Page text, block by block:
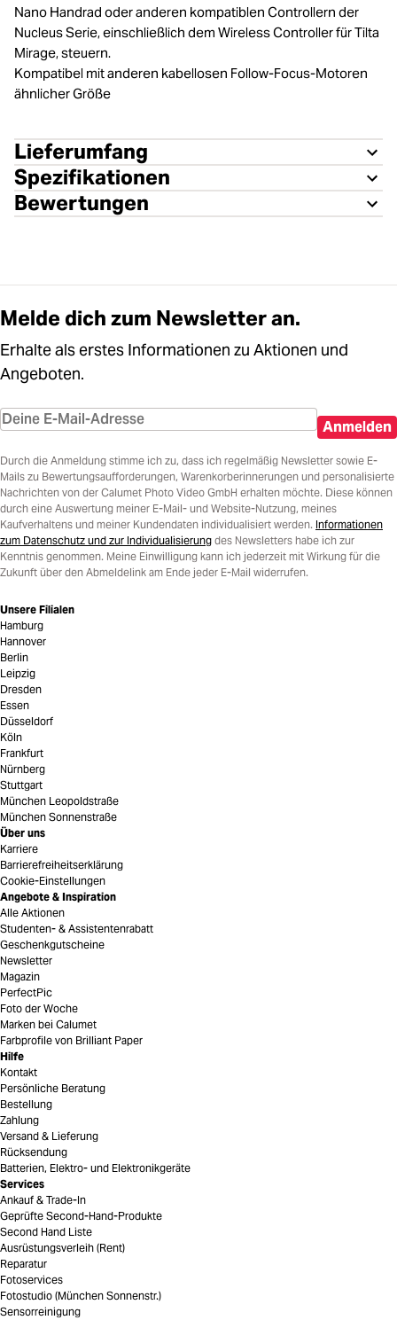
Nano Handrad oder anderen kompatiblen Controllern der
Nucleus Serie, einschließlich dem Wireless Controller für Tilta
Mirage, steuern.
Kompatibel mit anderen kabellosen Follow-Focus-Motoren
ähnlicher Größe
Lieferumfang
Spezifikationen
Bewertungen
Melde dich zum Newsletter an.
Erhalte als erstes Informationen zu Aktionen und
Angeboten.
Anmelden
Durch die Anmeldung stimme ich zu, dass ich regelmäßig Newsletter sowie E-
Mails zu Bewertungsaufforderungen, Warenkorberinnerungen und personalisierte
Nachrichten von der Calumet Photo Video GmbH erhalten möchte. Diese können
durch eine Auswertung meiner E-Mail- und Website-Nutzung, meines
Kaufverhaltens und meiner Kundendaten individualisiert werden. Informationen
zum Datenschutz und zur Individualisierung des Newsletters habe ich zur
Kenntnis genommen. Meine Einwilligung kann ich jederzeit mit Wirkung für die
Zukunft über den Abmeldelink am Ende jeder E-Mail widerrufen.
Unsere Filialen
Hamburg
Hannover
Berlin
Leipzig
Dresden
Essen
Düsseldorf
Köln
Frankfurt
Nürnberg
Stuttgart
München Leopoldstraße
München Sonnenstraße
Über uns
Karriere
Barrierefreiheitserklärung
Cookie-Einstellungen
Angebote & Inspiration
Alle Aktionen
Studenten- & Assistentenrabatt
Geschenkgutscheine
Newsletter
Magazin
PerfectPic
Foto der Woche
Marken bei Calumet
Farbprofile von Brilliant Paper
Hilfe
Kontakt
Persönliche Beratung
Bestellung
Zahlung
Versand & Lieferung
Rücksendung
Batterien, Elektro- und Elektronikgeräte
Services
Ankauf & Trade-In
Geprüfte Second-Hand-Produkte
Second Hand Liste
Ausrüstungsverleih (Rent)
Reparatur
Fotoservices
Fotostudio (München Sonnenstr.)
Sensorreinigung